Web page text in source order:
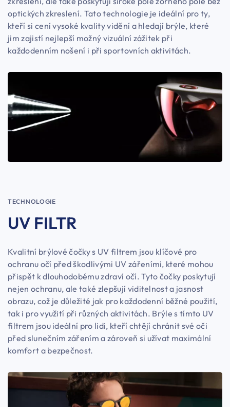
optických zkreslení. Tato technologie je ideální pro ty,
kteří si cení vysoké kvality vidění a hledají brýle, které
jim zajistí nejlepší možný vizuální zážitek při
každodenním nošení i při sportovních aktivitách.
TECHNOLOGIE
UV FILTR
Kvalitní brýlové čočky s UV filtrem jsou klíčové pro
ochranu očí před škodlivými UV zářeními, které mohou
přispět k dlouhodobému zdraví očí. Tyto čočky poskytují
nejen ochranu, ale také zlepšují viditelnost a jasnost
obrazu, což je důležité jak pro každodenní běžné použití,
tak i pro využití při různých aktivitách. Brýle s tímto UV
filtrem jsou ideální pro lidi, kteří chtějí chránit své oči
před slunečním zářením a zároveň si užívat maximální
komfort a bezpečnost.